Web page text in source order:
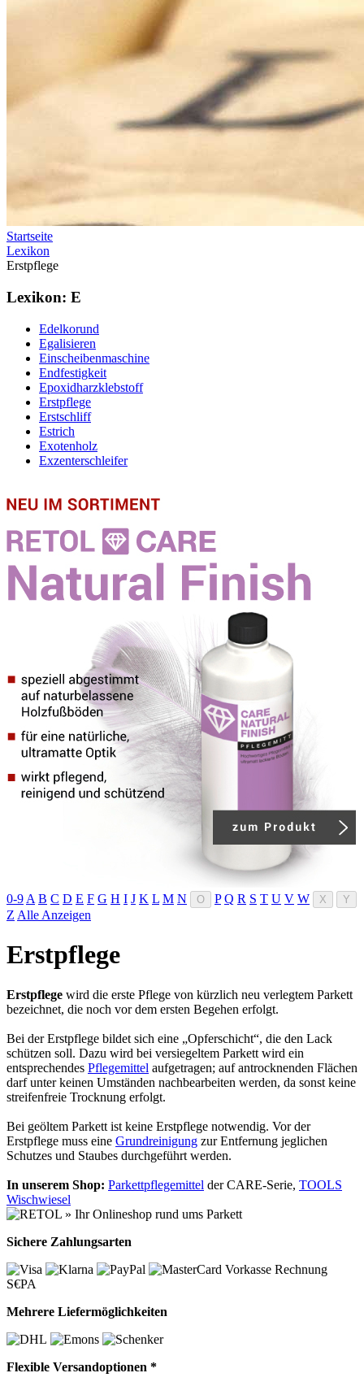
Startseite
Lexikon
Erstpflege
Lexikon: E
Edelkorund
Egalisieren
Einscheibenmaschine
Endfestigkeit
Epoxidharzklebstoff
Erstpflege
Erstschliff
Estrich
Exotenholz
Exzenterschleifer
0-9 A B C D E F G H I J K L M N O P Q R S T U V W X Y
Z Alle Anzeigen
Erstpflege
Erstpflege wird die erste Pflege von kürzlich neu verlegtem Parkett
bezeichnet, die noch vor dem ersten Begehen erfolgt.
Bei der Erstpflege bildet sich eine „Opferschicht“, die den Lack
schützen soll. Dazu wird bei versiegeltem Parkett wird ein
entsprechendes Pflegemittel aufgetragen; auf antrocknenden Flächen
darf unter keinen Umständen nachbearbeiten werden, da sonst keine
streifenfreie Trocknung erfolgt.
Bei geöltem Parkett ist keine Erstpflege notwendig. Vor der
Erstpflege muss eine Grundreinigung zur Entfernung jeglichen
Schutzes und Staubes durchgeführt werden.
In unserem Shop: Parkettpflegemittel der CARE-Serie, TOOLS
Wischwiesel
Sichere Zahlungsarten
Vorkasse Rechnung
S€PA
Mehrere Liefermöglichkeiten
Flexible Versandoptionen *